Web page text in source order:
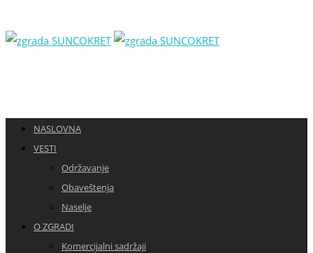
NASLOVNA
VESTI
Održavanje
Obaveštenja
Naselje
O ZGRADI
Komercijalni sadržaji